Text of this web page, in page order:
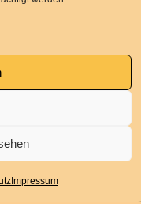
Impressum